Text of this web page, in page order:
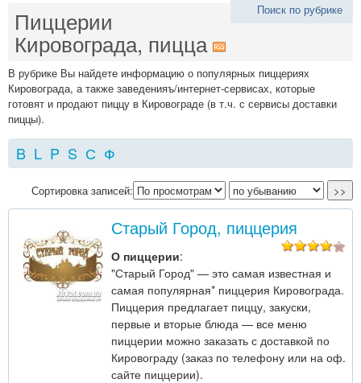
Поиск по рубрике
Пиццерии
Кировограда, пицца
В рубрике Вы найдете информацию о популярных пиццериях
Кировограда, а также заведенияъ/интернет-сервисах, которые
готовят и продают пиццу в Кировограде (в т.ч. с сервисы доставки
пиццы).
B L P S С Ф
Сортировка записей:
Старый Город, пиццерия
О пиццерии:
"Старый Город" — это самая известная и
самая популярная* пиццерия Кировограда.
Пиццерия предлагает пиццу, закуски,
первые и вторые блюда — все меню
пиццерии можно заказать с доставкой по
Кировограду (заказ по телефону или на оф.
сайте пиццерии).